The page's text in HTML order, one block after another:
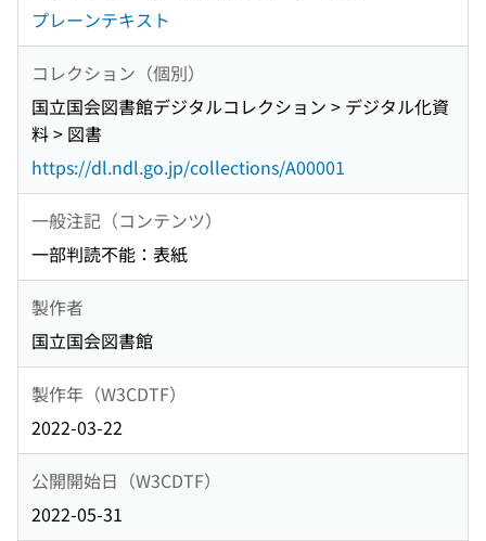
プレーンテキスト
コレクション（個別）
国立国会図書館デジタルコレクション > デジタル化資
料 > 図書
https://dl.ndl.go.jp/collections/A00001
一般注記（コンテンツ）
一部判読不能：表紙
製作者
国立国会図書館
製作年（W3CDTF）
2022-03-22
公開開始日（W3CDTF）
2022-05-31